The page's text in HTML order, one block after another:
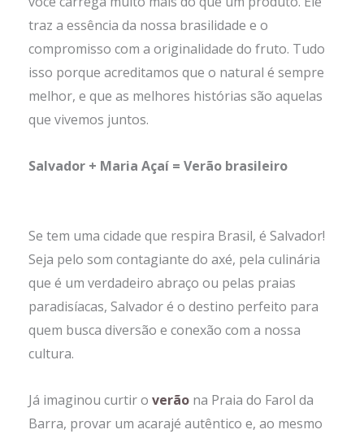
traz a essência da nossa brasilidade e o
compromisso com a originalidade do fruto. Tudo
isso porque acreditamos que o natural é sempre
melhor, e que as melhores histórias são aquelas
que vivemos juntos.
Salvador + Maria Açaí = Verão brasileiro
Se tem uma cidade que respira Brasil, é Salvador!
Seja pelo som contagiante do axé, pela culinária
que é um verdadeiro abraço ou pelas praias
paradisíacas, Salvador é o destino perfeito para
quem busca diversão e conexão com a nossa
cultura.
Já imaginou curtir o verão na Praia do Farol da
Barra, provar um acarajé autêntico e, ao mesmo